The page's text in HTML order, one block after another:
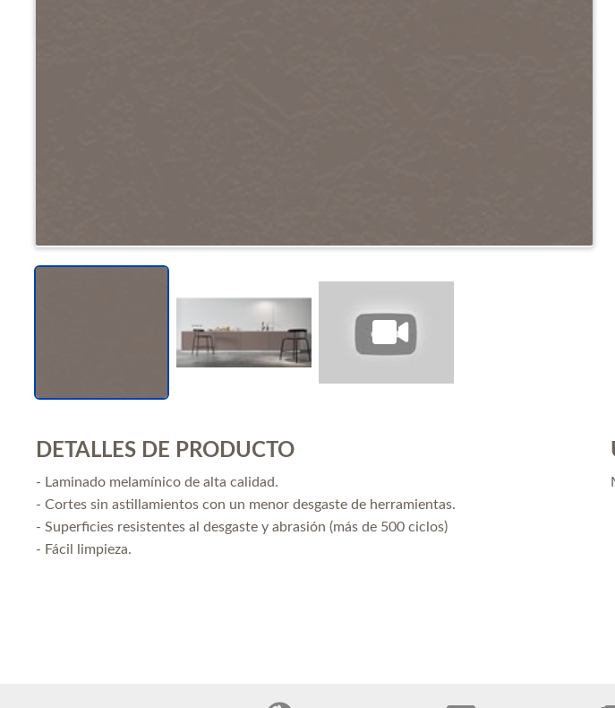
DETALLES DE PRODUCTO
- Laminado melamínico de alta calidad.
- Cortes sin astillamientos con un menor desgaste de herramientas.
- Superficies resistentes al desgaste y abrasión (más de 500 ciclos)
- Fácil limpieza.